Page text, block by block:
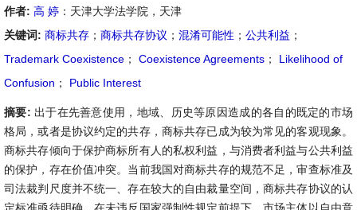
作者: 高 婷 ：天津大学法学院，天津
关键词: 商标共存 ； 商标共存协议 ； 混淆可能性 ； 公共利益 ；
Trademark Coexistence ； Coexistence Agreements ；
Likelihood of
Confusion ； Public Interest
摘要: 出于在先善意使用，地域、历史等原因造成的各自的既定的市场
格局，或者是协议约定的共存，商标共存已成为较为常见的客观现象。
商标共存倾向于保护商标所有人的私权利益，与消费者利益与公共利益
的保护，存在价值冲突。当前我国对商标共存的规范不足，审查标准及
司法裁判尺度并不统一、存在较大的自由裁量空间，商标共存协议的认